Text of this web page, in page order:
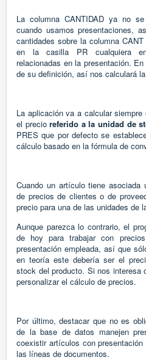
La columna CANTIDAD ya no
cuando usamos presentaciones,
cantidades sobre la columna
en la casilla PR cualquiera
relacionadas en la presentación.
de su definición, así nos calculará
La aplicación va a calcular
el precioreferido a la unidad de
PRES que por defecto se
cálculo basado en la fórmula de
Cuando un artículo tiene
de precios de clientes o de
precio para una de las unidades de
Aunque parezca lo contrario, el
de hoy para trabajar con
presentación empleada, así que
en teoría este debería ser el
stock del producto. Si nos interesa
personalizar el cálculo de precios.
Por último, destacar que no es
de la base de datos manejen
coexistir artículos con
las líneas de documentos.